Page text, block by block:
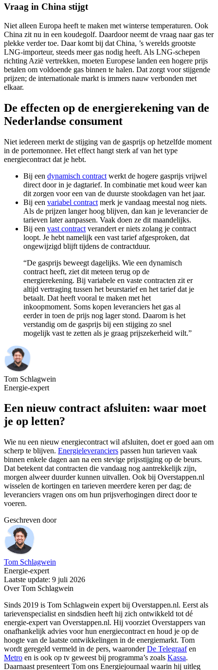
Vraag in China stijgt
Niet alleen Europa heeft te maken met winterse temperaturen. Ook
China zit nu in een koudegolf. Daardoor neemt de vraag naar gas ter
plekke verder toe. Daar komt bij dat China, ’s werelds grootste
LNG-importeur, steeds meer gas nodig heeft. Als LNG-schepen
richting Azië vertrekken, moeten Europese landen een hogere prijs
betalen om voldoende gas binnen te halen. Dat zorgt voor stijgende
prijzen; de internationale markt is immers nauw verbonden met
elkaar.
De effecten op de energierekening van de
Nederlandse consument
Niet iedereen merkt de stijging van de gasprijs op hetzelfde moment
in de portemonnee. Het effect hangt sterk af van het type
energiecontract dat je hebt.
Bij een dynamisch contract werkt de hogere gasprijs vrijwel
direct door in je dagtarief. In combinatie met koud weer kan
dit zorgen voor een van de duurste stookdagen van het jaar.
Bij een variabel contract merk je vandaag meestal nog niets.
Als de prijzen langer hoog blijven, dan kan je leverancier de
tarieven later aanpassen. Vaak doen ze dit maandelijks.
Bij een vast contract verandert er niets zolang je contract
loopt. Je hebt namelijk een vast tarief afgesproken, dat
ongewijzigd blijft tijdens de contractduur.
“De gasprijs beweegt dagelijks. Wie een dynamisch
contract heeft, ziet dit meteen terug op de
energierekening. Bij variabele en vaste contracten zit er
altijd vertraging tussen het beurstarief en het tarief dat je
betaalt. Dat heeft vooral te maken met het
inkoopmoment. Soms kopen leveranciers het gas al
eerder in toen de prijs nog lager stond. Daarom is het
verstandig om de gasprijs bij een stijging zo snel
mogelijk vast te zetten als je graag prijszekerheid wilt.”
Tom Schlagwein
Energie-expert
Een nieuw contract afsluiten: waar moet
je op letten?
Wie nu een nieuw energiecontract wil afsluiten, doet er goed aan om
scherp te blijven. Energieleveranciers passen hun tarieven vaak
binnen enkele dagen aan na een stevige prijsstijging op de beurs.
Dat betekent dat contracten die vandaag nog aantrekkelijk zijn,
morgen alweer duurder kunnen uitvallen. Ook bij Overstappen.nl
wisselen de kortingen en tarieven meerdere keren per dag; de
leveranciers vragen ons om hun prijsverhogingen direct door te
voeren.
Geschreven door
Tom Schlagwein
Energie-expert
Laatste update: 9 juli 2026
Over Tom Schlagwein
Sinds 2019 is Tom Schlagwein expert bij Overstappen.nl. Eerst als
tarievenspecialist en sindsdien heeft hij zich ontwikkeld tot dé
energie-expert van Overstappen.nl. Hij voorziet Overstappers van
onafhankelijk advies voor hun energiecontract en houd je op de
hoogte van de laatste ontwikkelingen in de energiemarkt. Tom
wordt geregeld vermeld in de pers, waaronderDe Telegraafen
Metro en is ook op tv geweest bij programma’s zoals Kassa.
Daarnaast presenteert Tom ons Energiejournaal waarin hij uitleg